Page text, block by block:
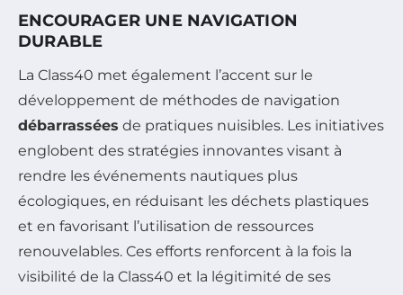
ENCOURAGER UNE NAVIGATION
DURABLE
La Class40 met également l’accent sur le
développement de méthodes de navigation
débarrassées de pratiques nuisibles. Les initiatives
englobent des stratégies innovantes visant à
rendre les événements nautiques plus
écologiques, en réduisant les déchets plastiques
et en favorisant l’utilisation de ressources
renouvelables. Ces efforts renforcent à la fois la
visibilité de la Class40 et la légitimité de ses